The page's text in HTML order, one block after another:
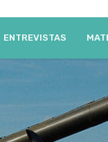
ENTREVISTAS